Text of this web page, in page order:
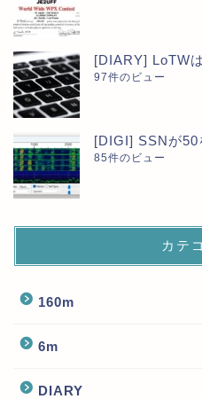
[DIARY] LoTW
97件のビュー
[DIGI] SSNが50
85件のビュー
カテ
160m
6m
DIARY